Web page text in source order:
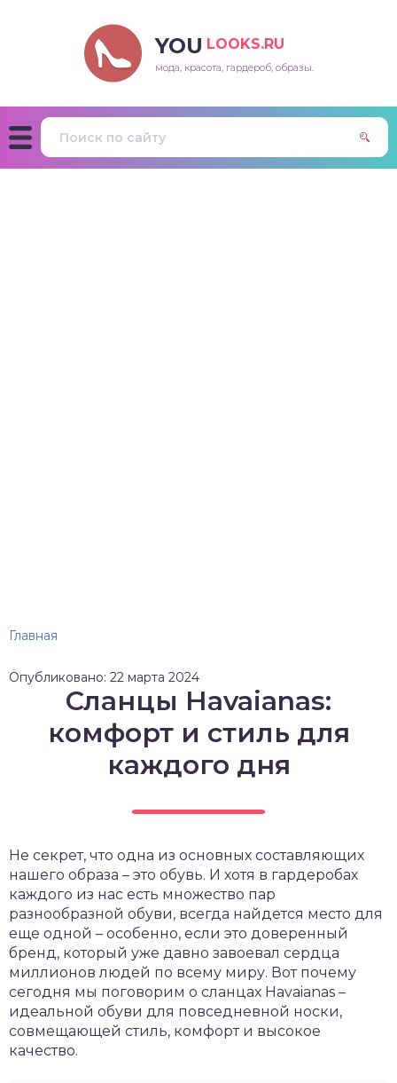
YOU LOOKS.RU
мода, красота, гардероб, образы.
Главная
Опубликовано: 22 марта 2024
Сланцы Havaianas:
комфорт и стиль для
каждого дня
Не секрет, что одна из основных составляющих
нашего образа – это обувь. И хотя в гардеробах
каждого из нас есть множество пар
разнообразной обуви, всегда найдется место для
еще одной – особенно, если это доверенный
бренд, который уже давно завоевал сердца
миллионов людей по всему миру. Вот почему
сегодня мы поговорим о сланцах Havaianas –
идеальной обуви для повседневной носки,
совмещающей стиль, комфорт и высокое
качество.